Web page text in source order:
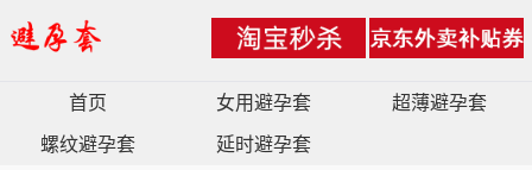
首页 女用避孕套
超薄避孕套
螺纹避孕套
延时避孕套